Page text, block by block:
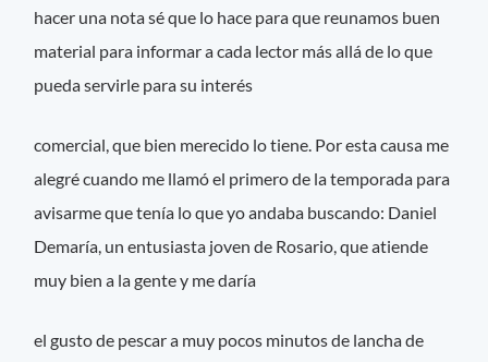
hacer una nota sé que lo hace para que reunamos buen
material para informar a cada lector más allá de lo que
pueda servirle para su interés
comercial, que bien merecido lo tiene. Por esta causa me
alegré cuando me llamó el primero de la temporada para
avisarme que tenía lo que yo andaba buscando: Daniel
Demaría, un entusiasta joven de Rosario, que atiende
muy bien a la gente y me daría
el gusto de pescar a muy pocos minutos de lancha de